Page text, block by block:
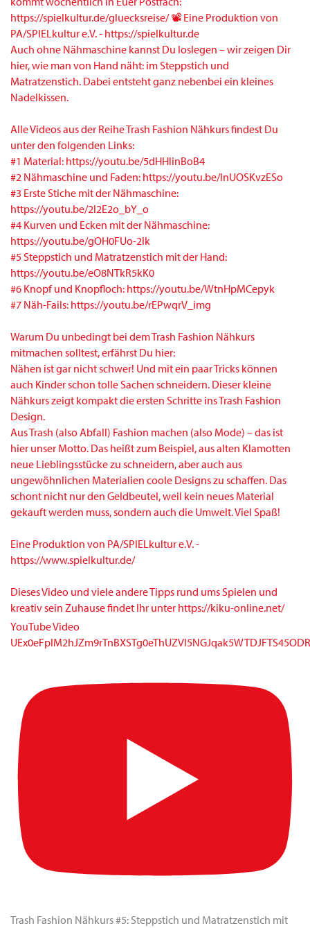
Auch ohne Nähmaschine kannst Du loslegen – wir zeigen Dir
hier, wie man von Hand näht: im Steppstich und
Matratzenstich. Dabei entsteht ganz nebenbei ein kleines
Nadelkissen.
Alle Videos aus der Reihe Trash Fashion Nähkurs findest Du
unter den folgenden Links:
#1 Material: https://youtu.be/5dHHlinBoB4
#2 Nähmaschine und Faden: https://youtu.be/InUOSKvzESo
#3 Erste Stiche mit der Nähmaschine:
https://youtu.be/2l2E2o_bY_o
#4 Kurven und Ecken mit der Nähmaschine:
https://youtu.be/gOH0FUo-2lk
#5 Steppstich und Matratzenstich mit der Hand:
https://youtu.be/eO8NTkR5kK0
#6 Knopf und Knopfloch: https://youtu.be/WtnHpMCepyk
#7 Näh-Fails: https://youtu.be/rEPwqrV_img
Warum Du unbedingt bei dem Trash Fashion Nähkurs
mitmachen solltest, erfährst Du hier:
Nähen ist gar nicht schwer! Und mit ein paar Tricks können
auch Kinder schon tolle Sachen schneidern. Dieser kleine
Nähkurs zeigt kompakt die ersten Schritte ins Trash Fashion
Design.
Aus Trash (also Abfall) Fashion machen (also Mode) – das ist
hier unser Motto. Das heißt zum Beispiel, aus alten Klamotten
neue Lieblingsstücke zu schneidern, aber auch aus
ungewöhnlichen Materialien coole Designs zu schaffen. Das
schont nicht nur den Geldbeutel, weil kein neues Material
gekauft werden muss, sondern auch die Umwelt. Viel Spaß!
Eine Produktion von PA/SPIELkultur e.V. -
https://www.spielkultur.de/
Dieses Video und viele andere Tipps rund ums Spielen und
kreativ sein Zuhause findet Ihr unter https://kiku-online.net/
YouTube Video
Trash Fashion Nähkurs #5: Steppstich und Matratzenstich mit